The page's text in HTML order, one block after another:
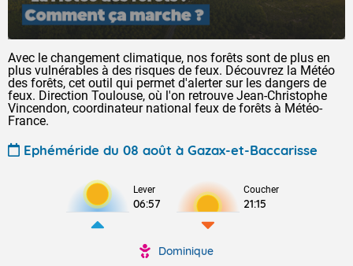
Avec le changement climatique, nos forêts sont de plus en
plus vulnérables à des risques de feux. Découvrez la Météo
des forêts, cet outil qui permet d'alerter sur les dangers de
feux. Direction Toulouse, où l'on retrouve Jean-Christophe
Vincendon, coordinateur national feux de forêts à Météo-
France.
Ephéméride du 08 août à Gazax-et-Baccarisse
Lever
06:57
Coucher
21:15
Dominique